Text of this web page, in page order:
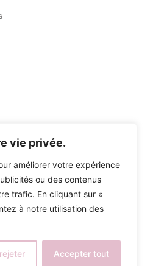
vie privée.
améliorer votre expérience
ou des contenus
trafic. En cliquant sur «
à notre utilisation des
Accepter tout